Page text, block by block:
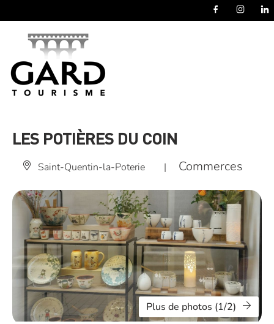
LES POTIÈRES DU COIN
Saint-Quentin-la-Poterie | Commerces
Plus de photos (1/2)